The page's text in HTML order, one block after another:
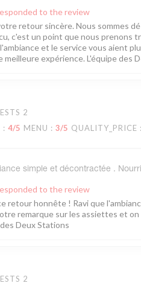
to the review
retour sincère. Nous sommes
c'est un point que nous prenons
et le service vous aient
expérience. L'équipe des
2
: 4/5 MENU : 3/5 QUALITY_PRICE
simple et décontractée .
to the review
retour honnête ! Ravi que
remarque sur les assiettes et on
Deux Stations
2